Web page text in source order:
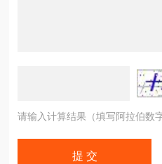
请输入计算结果（填写阿拉伯数